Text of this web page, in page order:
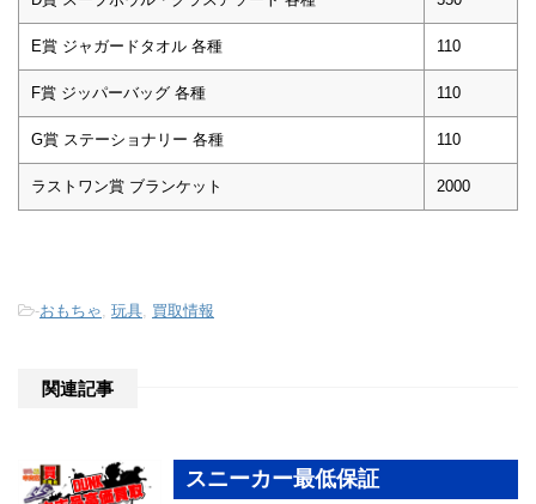
E賞 ジャガードタオル 各種 110
F賞 ジッパーバッグ 各種 110
G賞 ステーショナリー 各種 110
ラストワン賞 ブランケット 2000
-おもちゃ 玩具 買取情報
関連記事
スニーカー最低保証